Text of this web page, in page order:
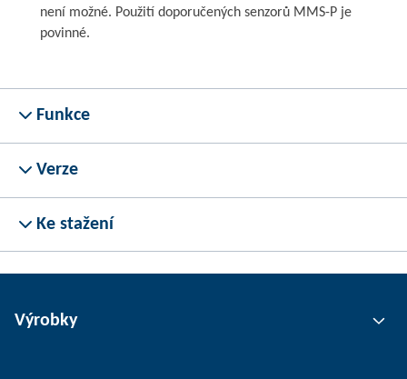
není možné. Použití doporučených senzorů MMS-P je
povinné.
Funkce
Verze
Ke stažení
Výrobky